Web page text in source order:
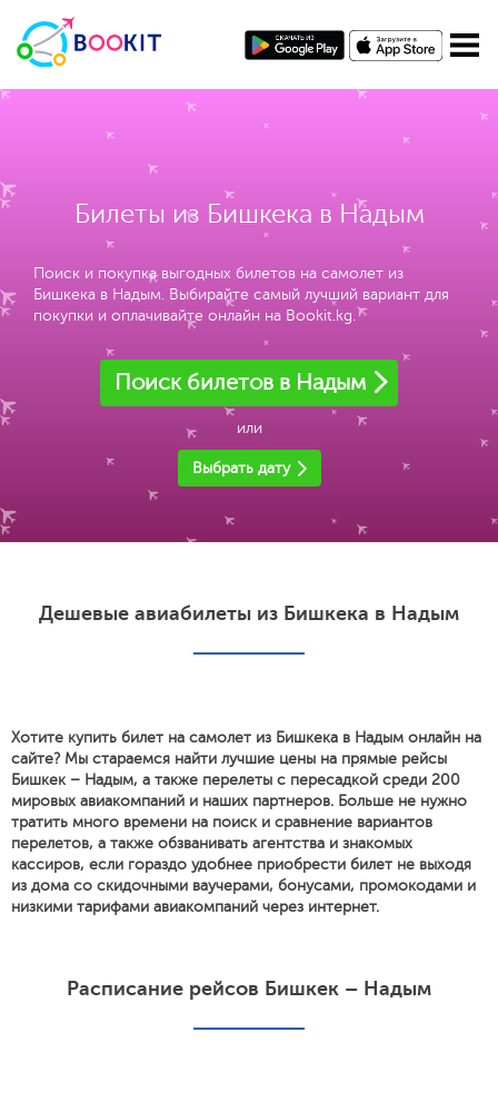
Билеты из Бишкека в Надым
Поиск и покупка выгодных билетов на самолет из
Бишкека в Надым. Выбирайте самый лучший вариант для
покупки и оплачивайте онлайн на Bookit.kg.
Поиск билетов в Надым
или
Выбрать дату
Дешевые авиабилеты из Бишкека в Надым
Хотите купить билет на самолет из Бишкека в Надым онлайн на
сайте? Мы стараемся найти лучшие цены на прямые рейсы
Бишкек – Надым, а также перелеты с пересадкой среди 200
мировых авиакомпаний и наших партнеров. Больше не нужно
тратить много времени на поиск и сравнение вариантов
перелетов, а также обзванивать агентства и знакомых
кассиров, если гораздо удобнее приобрести билет не выходя
из дома со скидочными ваучерами, бонусами, промокодами и
низкими тарифами авиакомпаний через интернет.
Расписание рейсов Бишкек – Надым